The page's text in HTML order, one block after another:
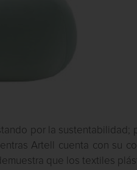
por la
Artell cuenta con su
que los textiles